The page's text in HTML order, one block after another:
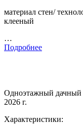
материал стен/
клееный
…
Подробнее
Одноэтажный дачный
2026 г.
Характеристики: